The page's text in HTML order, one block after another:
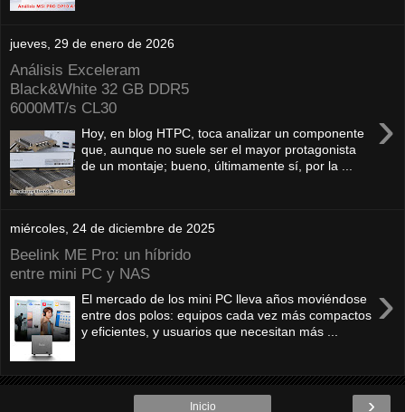
jueves, 29 de enero de 2026
Análisis Exceleram
Black&White 32 GB DDR5
6000MT/s CL30
›
Hoy, en blog HTPC, toca analizar un componente
que, aunque no suele ser el mayor protagonista
de un montaje; bueno, últimamente sí, por la ...
miércoles, 24 de diciembre de 2025
Beelink ME Pro: un híbrido
entre mini PC y NAS
›
El mercado de los mini PC lleva años moviéndose
entre dos polos: equipos cada vez más compactos
y eficientes, y usuarios que necesitan más ...
›
Inicio